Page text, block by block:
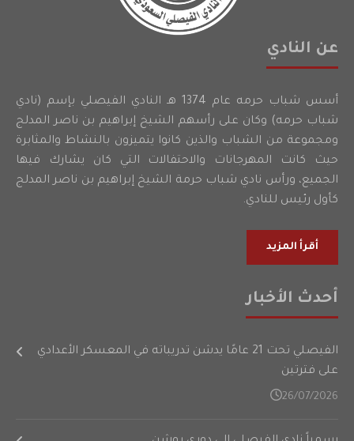
عن النادي
أسس شباب حرمه عام 1374 هـ النادي الفيصلي بإسم (نادي
شباب حرمه) وكان على رأسهم الشيخ إبراهيم بن ناصر المدلج
ومجموعة من الشباب والذين كانوا يتميزون بالنشاط والمثابرة
حيث كانت المهرجانات والاحتفالات التي كان يشارك فيها
الجميع، ورأس نادي شباب حرمة الشيخ إبراهيم بن ناصر المدلج
كأول رئيس للنادي.
أقرأ المزيد
أحدث الأخبار
الفيصلي تحت 21 عامًا يدشن تدريباته في المعسكر الأعدادي
على فترتين
26/07/2026